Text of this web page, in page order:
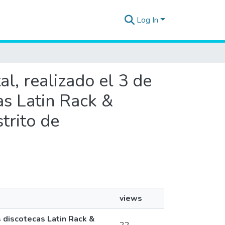
Log In
realizado el 3 de
Latin Rack &
de
views
Latin Rack &